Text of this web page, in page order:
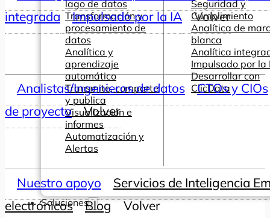
lago de datos
Transformación y
procesamiento de
datos
Analítica y
aprendizaje
automático
Transmite, comparte
y publica
Visualización e
informes
Automatización y
Alertas
Seguridad y
Cumplimiento
Analítica de
blanca
Analítica
Impulsado por la
Desarrollar con
ClicData
Soluciones
integrada
Impulsado por la IA Volver
Analistas/Ingenieros de datos
CTOs y CIOs
de proyecto
Volver
Nuestro apoyo
Servicios de Inteligencia
electrónicos
Blog Volver